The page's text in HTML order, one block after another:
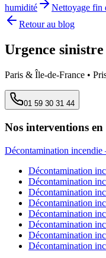
humidité
Nettoyage fin
Retour au blog
Urgence
Paris & Île-de-France •
01 59 30 31 44
Nos interventions
Décontamination incendie
Décontamination
Décontamination
Décontamination
Décontamination
Décontamination
Décontamination
Décontamination
Décontamination